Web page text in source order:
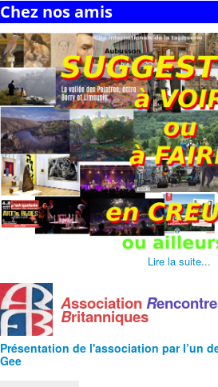
Chez nos amis
Lire la suite...
AssociationR
Britanniques
Présentation de l'association par l’un
Gee